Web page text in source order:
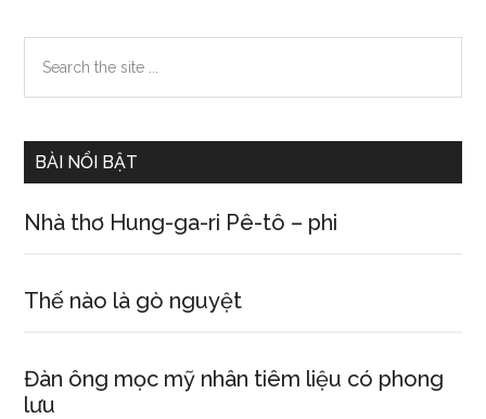
mình
Đăm
kể
sử
Primary
Sidebar
the
BÀI NỔI BẬT
Nhà thơ Hung-ga-ri Pê-tô – phi
Thế nào là gò nguyệt
Đàn ông mọc mỹ nhân tiêm liệu có phong
lưu